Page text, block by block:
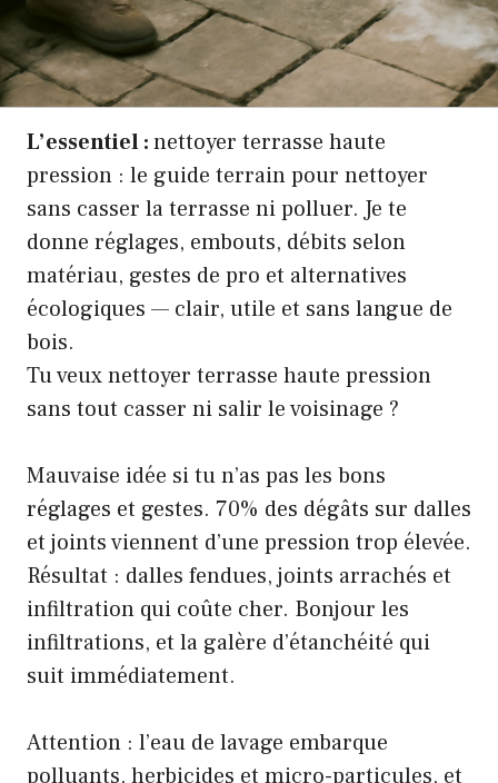
L’essentiel :nettoyer terrasse haute
pression : le guide terrain pour nettoyer
sans casser la terrasse ni polluer. Je te
donne réglages, embouts, débits selon
matériau, gestes de pro et alternatives
écologiques — clair, utile et sans langue de
bois.
Tu veux nettoyer terrasse haute pression
sans tout casser ni salir le voisinage ?
Mauvaise idée si tu n’as pas les bons
réglages et gestes. 70% des dégâts sur dalles
et joints viennent d’une pression trop élevée.
Résultat : dalles fendues, joints arrachés et
infiltration qui coûte cher. Bonjour les
infiltrations, et la galère d’étanchéité qui
suit immédiatement.
Attention : l’eau de lavage embarque
polluants, herbicides et micro-particules, et